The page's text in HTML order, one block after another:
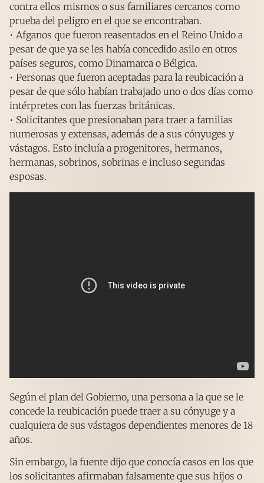
contra ellos mismos o sus familiares cercanos como
prueba del peligro en el que se encontraban.
• Afganos que fueron reasentados en el Reino Unido a
pesar de que ya se les había concedido asilo en otros
países seguros, como Dinamarca o Bélgica.
• Personas que fueron aceptadas para la reubicación a
pesar de que sólo habían trabajado uno o dos días como
intérpretes con las fuerzas británicas.
• Solicitantes que presionaban para traer a familias
numerosas y extensas, además de a sus cónyuges y
vástagos. Esto incluía a progenitores, hermanos,
hermanas, sobrinos, sobrinas e incluso segundas
esposas.
Según el plan del Gobierno, una persona a la que se le
concede la reubicación puede traer a su cónyuge y a
cualquiera de sus vástagos dependientes menores de 18
años.
Sin embargo, la fuente dijo que conocía casos en los que
los solicitantes afirmaban falsamente que sus hijos o